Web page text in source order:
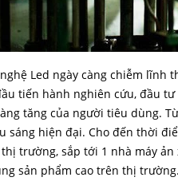
Led ngày càng chiễm lĩnh
tiến hành nghiên cứu, đầu
tăng của người tiêu dùng.
hiện đại. Cho đến thời
trường, sắp tới 1 nhà máy
sản phẩm cao trên thị trường.